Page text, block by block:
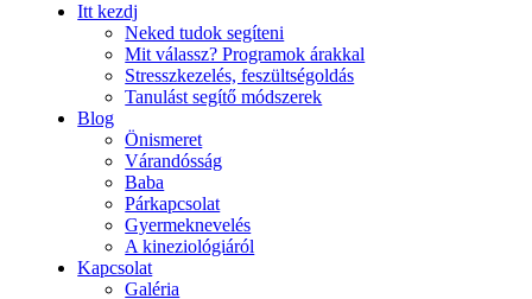
Itt kezdj
Neked tudok segíteni
Mit válassz? Programok árakkal
Stresszkezelés, feszültségoldás
Tanulást segítő módszerek
Blog
Önismeret
Várandósság
Baba
Párkapcsolat
Gyermeknevelés
A kineziológiáról
Kapcsolat
Galéria